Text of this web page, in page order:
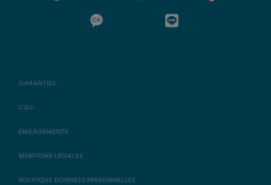
GARANTIES
CGV
ENGAGEMENTS
MENTIONS LÉGALES
POLITIQUE DONNÉES PERSONNELLES